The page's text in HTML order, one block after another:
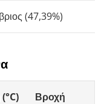
(47,39%)
Βροχή